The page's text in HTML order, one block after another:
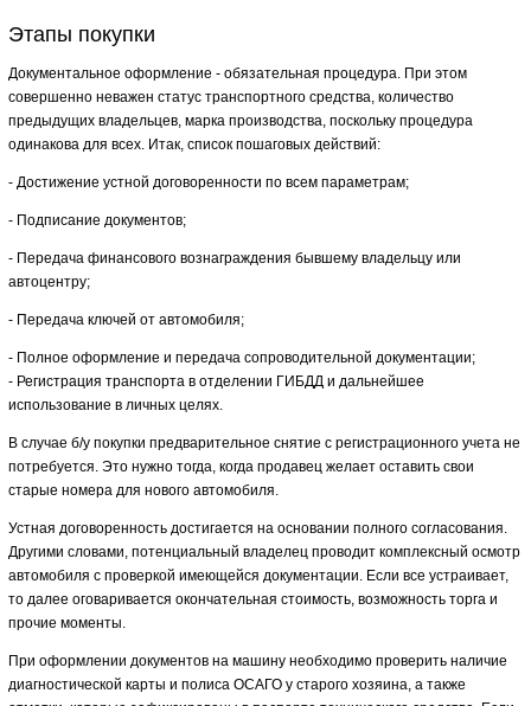
Этапы покупки
Документальное оформление - обязательная процедура. При этом
совершенно неважен статус транспортного средства, количество
предыдущих владельцев, марка производства, поскольку процедура
одинакова для всех. Итак, список пошаговых действий:
- Достижение устной договоренности по всем параметрам;
- Подписание документов;
- Передача финансового вознаграждения бывшему владельцу или
автоцентру;
- Передача ключей от автомобиля;
- Полное оформление и передача сопроводительной документации;
- Регистрация транспорта в отделении ГИБДД и дальнейшее
использование в личных целях.
В случае б/у покупки предварительное снятие с регистрационного учета не
потребуется. Это нужно тогда, когда продавец желает оставить свои
старые номера для нового автомобиля.
Устная договоренность достигается на основании полного согласования.
Другими словами, потенциальный владелец проводит комплексный осмотр
автомобиля с проверкой имеющейся документации. Если все устраивает,
то далее оговаривается окончательная стоимость, возможность торга и
прочие моменты.
При оформлении документов на машину необходимо проверить наличие
диагностической карты и полиса ОСАГО у старого хозяина, а также